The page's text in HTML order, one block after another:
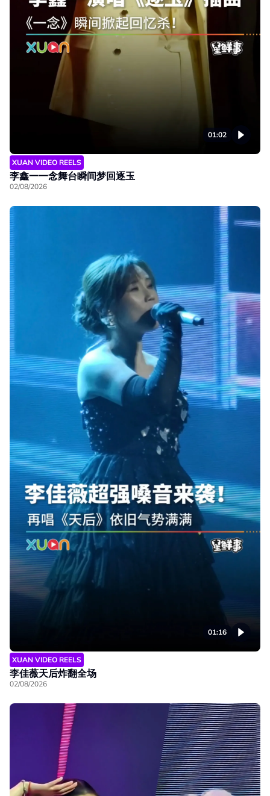
01:02
XUAN VIDEO REELS
李鑫一一念舞台瞬间梦回逐玉
02/08/2026
01:16
XUAN VIDEO REELS
李佳薇天后炸翻全场
02/08/2026